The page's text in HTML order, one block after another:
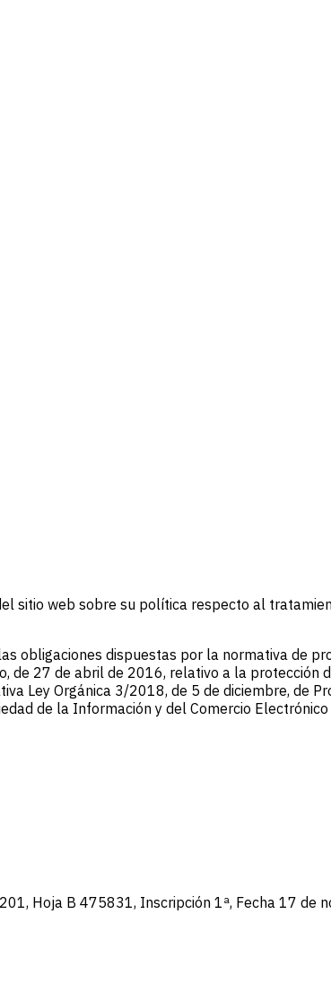
del sitio web sobre su política respecto al
obligaciones dispuestas por la normativa de
de 27 de abril de 2016, relativo a la
Ley Orgánica 3/2018, de 5 de diciembre, de
de la Información y del Comercio Electrónico
Hoja B 475831, Inscripción 1ª, Fecha 17 de